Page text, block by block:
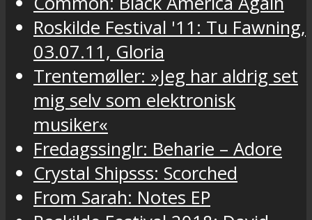
Roskilde Festival '11: Tu Fawning,
03.07.11, Gloria
Trentemøller: »Jeg har aldrig set
mig selv som elektronisk
musiker«
Fredagssinglr: Beharie – Adore
Crystal Shipsss: Scorched
From Sarah: Notes EP